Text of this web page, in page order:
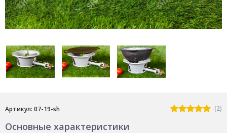
Артикул: 07-19-sh (2)
Основные характеристики